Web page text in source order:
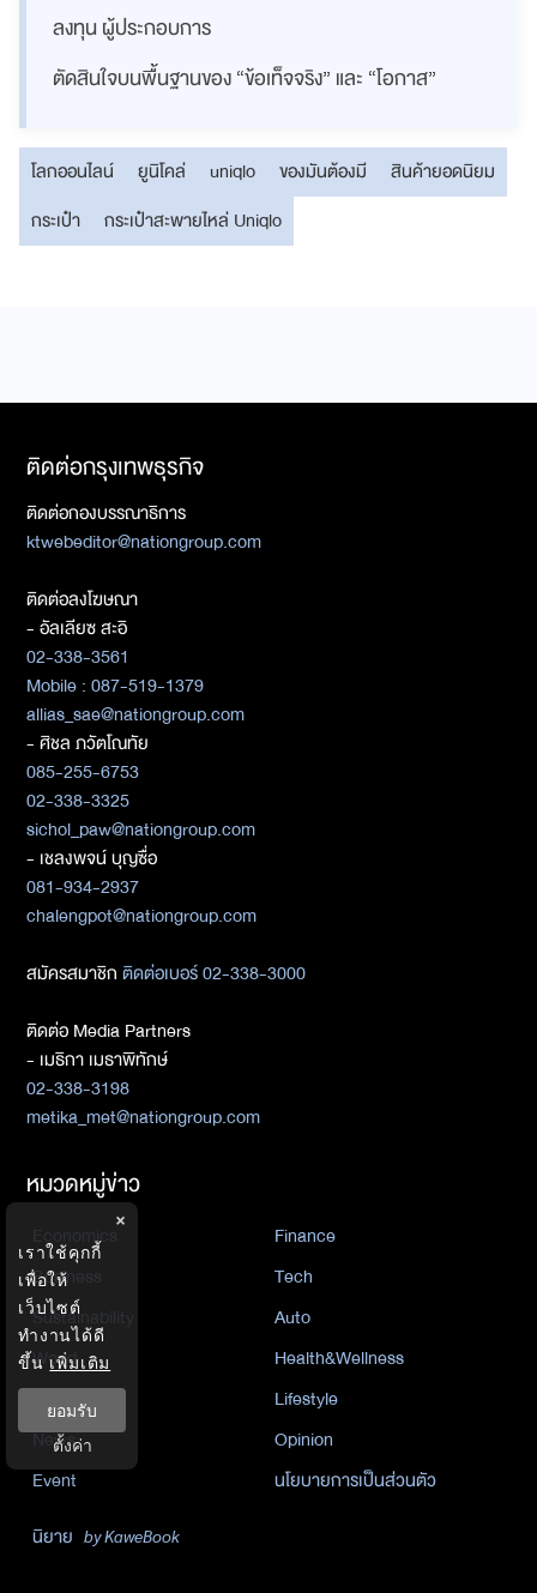
ลงทุน ผู้ประกอบการ
ตัดสินใจบนพื้นฐานของ “ข้อเท็จจริง” และ “โอกาส”
โลกออนไลน์ ยูนิโคล่ uniqlo ของมันต้องมี
สินค้ายอดนิยม
กระเป๋า
กระเป๋าสะพายไหล่ Uniqlo
ติดต่อกรุงเทพธุรกิจ
ติดต่อกองบรรณาธิการ
ktwebeditor@nationgroup.com
ติดต่อลงโฆษณา
- อัลเลียซ สะอิ
02-338-3561
Mobile : 087-519-1379
allias_sae@nationgroup.com
- ศิชล ภวัตโณทัย
085-255-6753
02-338-3325
sichol_paw@nationgroup.com
- เชลงพจน์ บุญซื่อ
081-934-2937
chalengpot@nationgroup.com
สมัครสมาชิกติดต่อเบอร์ 02-338-3000
ติดต่อ Media Partners
- เมธิกา เมธาพิทักษ์
02-338-3198
metika_met@nationgroup.com
หมวดหมู่ข่าว
Economics
Finance
Business
Tech
Sustainability
Auto
World
Health&Wellness
Politics
Lifestyle
News
Opinion
Event
นโยบายการเป็นส่วนตัว
นิยาย by KaweBook
×
เราใช้คุกกี้
เพื่อให้
เว็บไซต์
ทำงานได้ดี
ขึ้น เพิ่มเติม
ยอมรับ
ตั้งค่า